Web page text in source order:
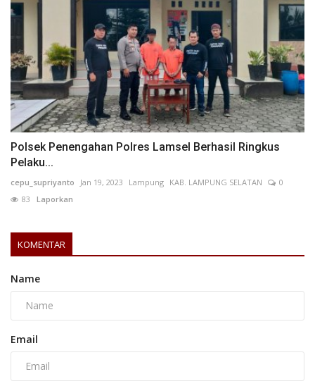
Polsek Penengahan Polres Lamsel Berhasil Ringkus
Pelaku...
cepu_supriyanto Jan 19, 2023 Lampung KAB. LAMPUNG SELATAN
0
83 Laporkan
KOMENTAR
Name
Email